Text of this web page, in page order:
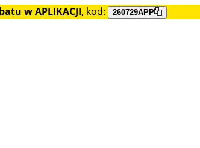
w APLIKACJI, kod: 260729APP